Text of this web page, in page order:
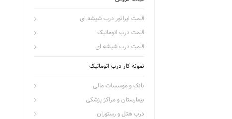
قیمت اپراتور درب شیشه ای
قیمت درب اتوماتیک
قیمت درب شیشه ای
نمونه کار درب اتوماتیک
بانک و موسسات مالی
بیمارستان و مراکز پزشکی
درب هتل و رستوران